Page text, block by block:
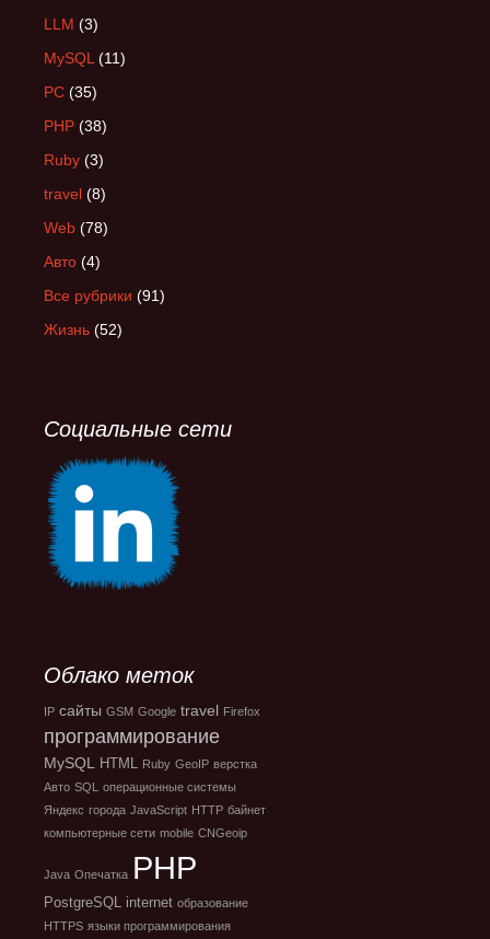
LLM (3)
MySQL (11)
PC (35)
PHP (38)
Ruby (3)
travel (8)
Web (78)
Авто (4)
Все рубрики (91)
Жизнь (52)
Социальные сети
Облако меток
IP сайты GSM Google travel Firefox
программирование
MySQL HTML Ruby GeoIP верстка
Авто SQL
операционные системы
Яндекс города JavaScript HTTP байнет
компьютерные сети mobile CNGeoip
Java Опечатка PHP
PostgreSQL internet образование
HTTPS языки программирования